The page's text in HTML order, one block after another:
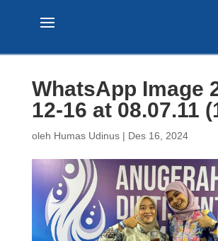
WhatsApp Image
12-16 at 08.07.11
oleh Humas Udinus| Des 16, 2024